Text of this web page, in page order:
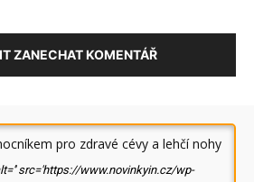
ZANECHAT KOMENTÁŘ
pro zdravé cévy a lehčí nohy
src='https://www.novinkyin.cz/wp-